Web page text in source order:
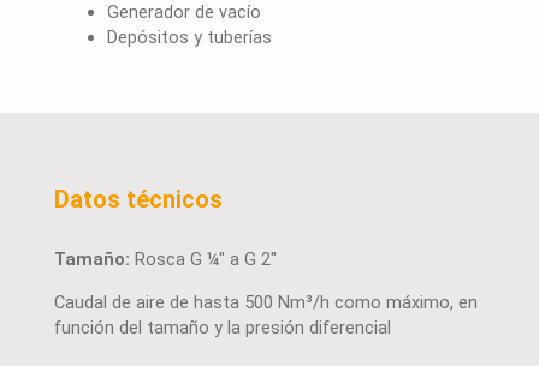
Generador de vacío
Depósitos y tuberías
Datos técnicos
Tamaño: Rosca G ¼" a G 2"
Caudal de aire de hasta 500 Nm³/h como máximo, en
función del tamaño y la presión diferencial